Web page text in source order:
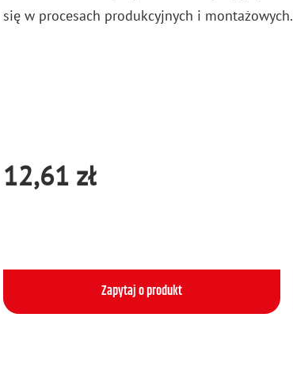
się w pro­ce­sach pro­duk­cyj­nych i mon­ta­żo­wych.
12,61 zł
Zapytaj o produkt